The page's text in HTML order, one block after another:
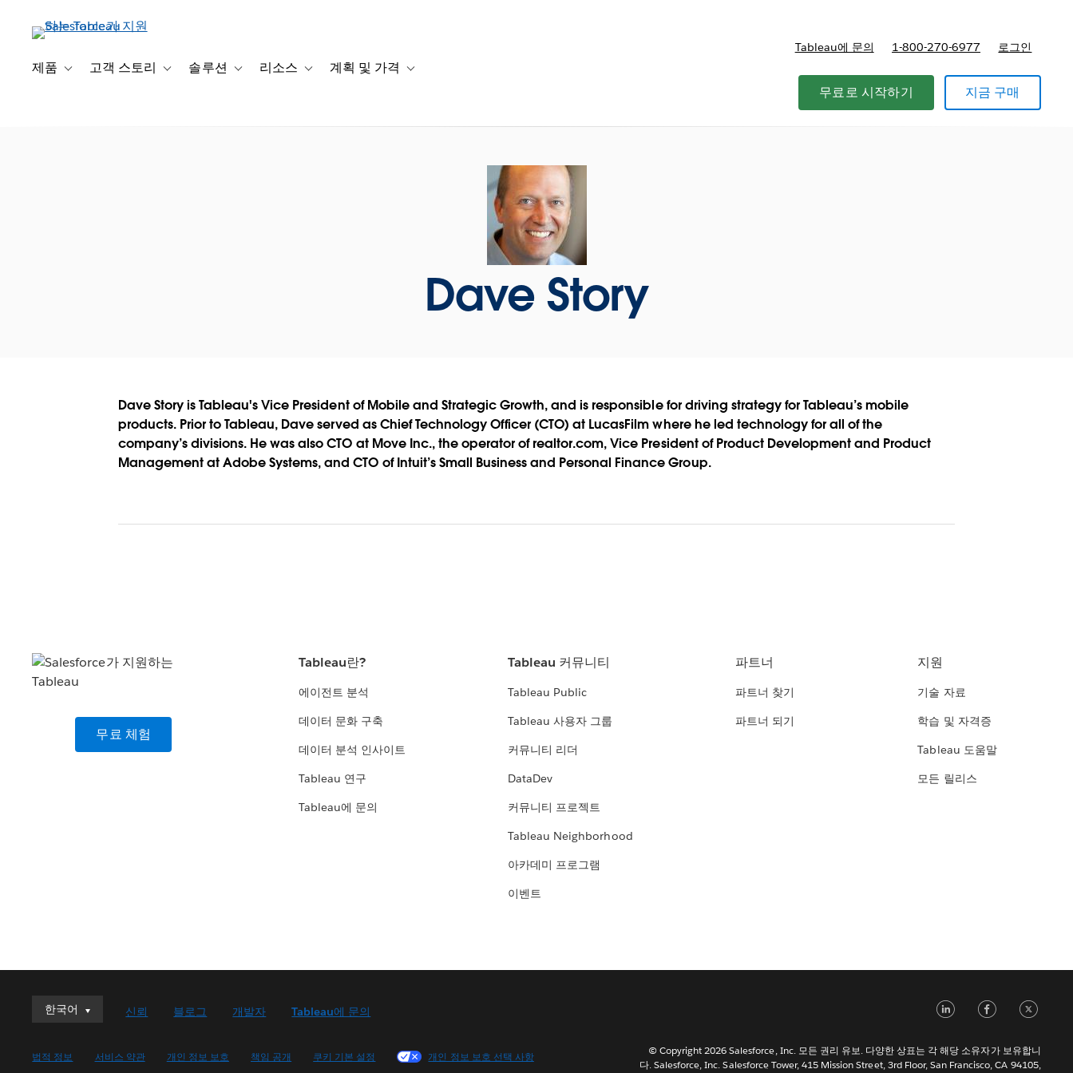
제품 Toggle sub-navigation for 제품
고객 스토리 Toggle sub-navigation for 고객 스토리
솔루션 Toggle sub-navigation for 솔루션
리소스 Toggle sub-navigation for 리소스
계획 및 가격 Toggle sub-navigation for 계획 및 가격
Tableau에 문의 1-800-270-6977 로그인
무료로 시작하기 지금 구매
Dave Story
Dave Story is Tableau's Vice President of Mobile and Strategic Growth, and is responsible for driving strategy for Tableau’s mobile
products. Prior to Tableau, Dave served as Chief Technology Officer (CTO) at LucasFilm where he led technology for all of the
company’s divisions. He was also CTO at Move Inc., the operator of realtor.com, Vice President of Product Development and Product
Management at Adobe Systems, and CTO of Intuit’s Small Business and Personal Finance Group.
무료 체험
Tableau란?
에이전트 분석
데이터 문화 구축
데이터 분석 인사이트
Tableau 연구
Tableau에 문의
Tableau 커뮤니티
Tableau Public
Tableau 사용자 그룹
커뮤니티 리더
DataDev
커뮤니티 프로젝트
Tableau Neighborhood
아카데미 프로그램
이벤트
파트너
파트너 찾기
파트너 되기
지원
기술 자료
학습 및 자격증
Tableau 도움말
모든 릴리스
한국어
한국어
English (UK)
신뢰 블로그 개발자 Tableau에 문의
법적 정보 서비스 약관 개인 정보 보호 책임 공개 쿠키 기본 설정 개인 정보 보호 선택 사항
LinkedIn
© Copyright 2026 Salesforce, Inc. 모든 권리 유보. 다양한 상표는 각 해당 소유자가 보유합니
다. Salesforce, Inc. Salesforce Tower, 415 Mission Street, 3rd Floor, San Francisco, CA 94105,